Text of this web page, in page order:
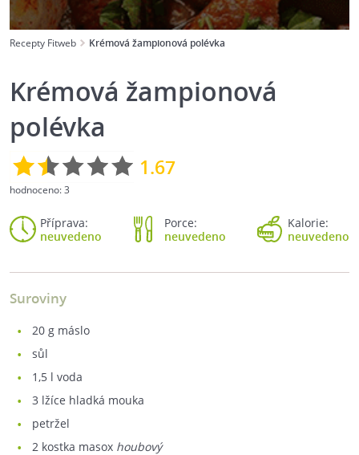
Recepty Fitweb Krémová žampionová polévka
Krémová žampionová
polévka
1.67
hodnoceno:3
Příprava:
neuvedeno
Porce:
neuvedeno
Kalorie:
neuvedeno
Suroviny
20 g máslo
sůl
1,5 l voda
3 lžíce hladká mouka
petržel
2 kostka masox houbový